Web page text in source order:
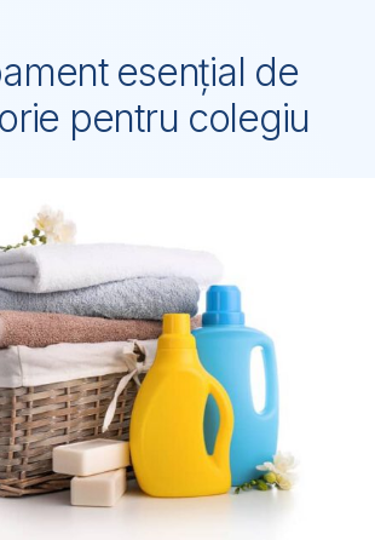
esențial de
pentru colegiu